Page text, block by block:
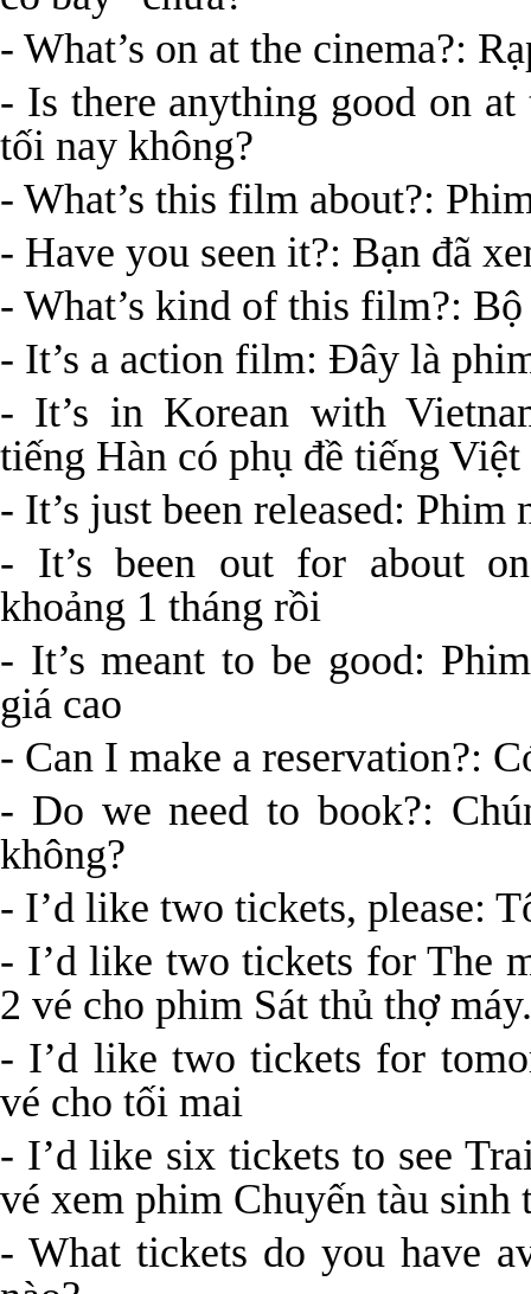
- What’s on at the cinema?:
- Is there anything good on
tối nay không?
- What’s this film about?:
- Have you seen it?: Bạn đã
- What’s kind of this film?:
- It’s a action film: Đây là
- It’s in Korean with
tiếng Hàn có phụ đề tiếng Việt
- It’s just been released:
- It’s been out for about
khoảng 1 tháng rồi
- It’s meant to be good:
giá cao
- Can I make a reservation?:
- Do we need to book?:
không?
- I’d like two tickets, please:
- I’d like two tickets for The
2 vé cho phim Sát thủ thợ máy.
- I’d like two tickets for
vé cho tối mai
- I’d like six tickets to see
vé xem phim Chuyến tàu sinh
- What tickets do you have